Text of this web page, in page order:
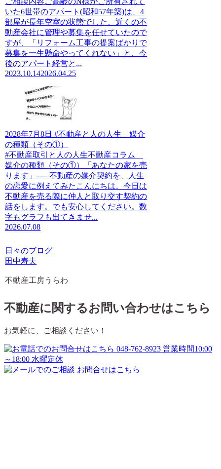
いた6世帯のアパート(昭和57年築)は、4
部屋が長年空室の状態でした。近くの不
動産会社に管理や募集を任せていたので
すが、「リフォーム工事の提案ばかりで
募集を一生懸命やってくれない」と、今
後のアパート経営と...
2023.10.142026.04.25
2028年7月8日 #不動産と人の人生 媒介
の種類（その①）
#不動産取引と人の人生不動産コラム
媒介の種類（その①）「あなたの家を売
ります」── 不動産の媒介契約を、人生
の恋愛に例えてみたこんにちは。今日は
不動産を売る際に仲人と取り交す契約の
話をします。でも安心してください。数
字もグラフも出てきませ...
2026.07.08
日々のブログ
田中寿夫
不動産工房うらわ
不動産に関するお問い合わせはこちら
お気軽に、ご相談ください！